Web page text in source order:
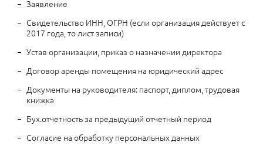
Заявление
Свидетельство ИНН, ОГРН (если организация действует с
2017 года, то лист записи)
Устав организации, приказ о назначении директора
Договор аренды помещения на юридический адрес
Документы на руководителя: паспорт, диплом, трудовая
книжка
Бух.отчетность за предыдущий отчетный период
Согласие на обработку персональных данных